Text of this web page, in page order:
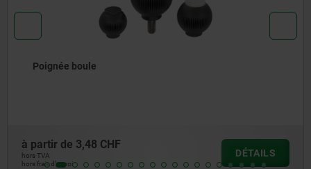
Poignée boule
à partir de 3,48 CHF
hors TVA
hors frais d’envoi
DÉTAILS